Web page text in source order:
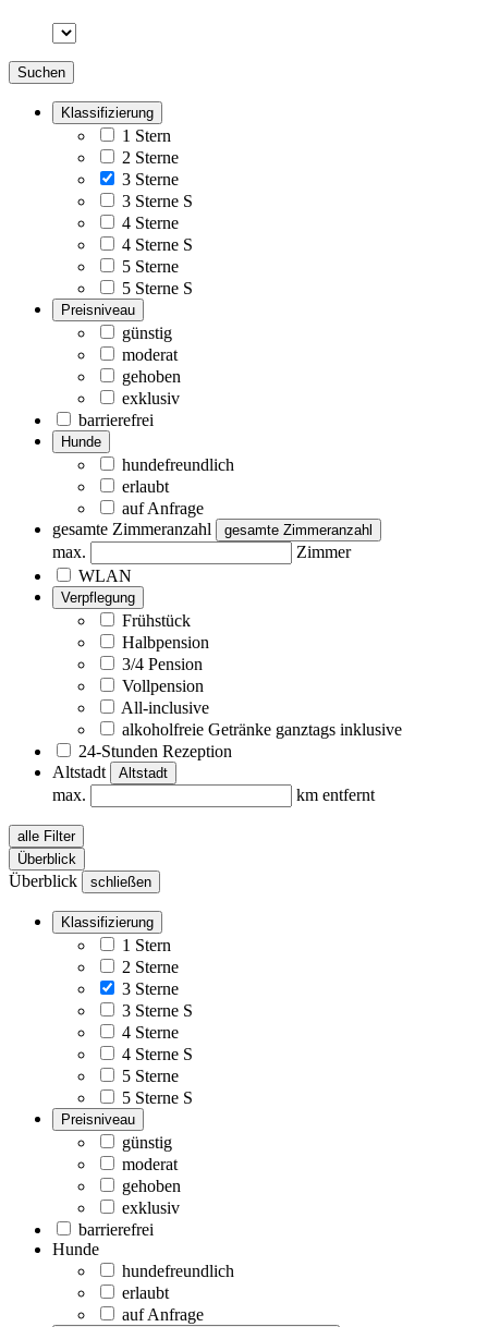
Suchen
Klassifizierung
1 Stern
2 Sterne
3 Sterne
3 Sterne S
4 Sterne
4 Sterne S
5 Sterne
5 Sterne S
Preisniveau
günstig
moderat
gehoben
exklusiv
barrierefrei
Hunde
hundefreundlich
erlaubt
auf Anfrage
gesamte Zimmeranzahl
gesamte Zimmeranzahl
max.
Zimmer
WLAN
Verpflegung
Frühstück
Halbpension
3/4 Pension
Vollpension
All-inclusive
alkoholfreie Getränke ganztags inklusive
24-Stunden Rezeption
Altstadt
Altstadt
max. km entfernt
alle Filter
Überblick
Überblick schließen
Klassifizierung
1 Stern
2 Sterne
3 Sterne
3 Sterne S
4 Sterne
4 Sterne S
5 Sterne
5 Sterne S
Preisniveau
günstig
moderat
gehoben
exklusiv
barrierefrei
Hunde
hundefreundlich
erlaubt
auf Anfrage